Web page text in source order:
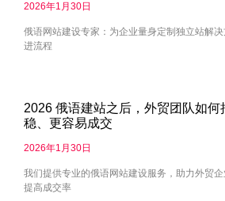
2026年1月30日
俄语网站建设专家：为企业量身定制独立站解
进流程
2026 俄语建站之后，外贸团队如何
稳、更容易成交
2026年1月30日
我们提供专业的俄语网站建设服务，助力外贸企
提高成交率